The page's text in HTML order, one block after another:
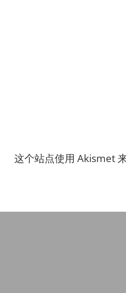
这个站点使用 Akismet